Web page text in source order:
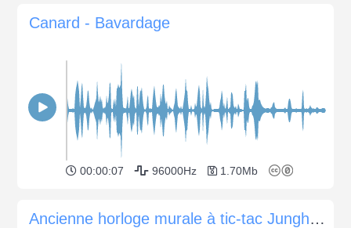
Canard - Bavardage
00:00:07 96000Hz 1.70Mb
Ancienne horloge murale à tic-tac Junghans (avant 1950)